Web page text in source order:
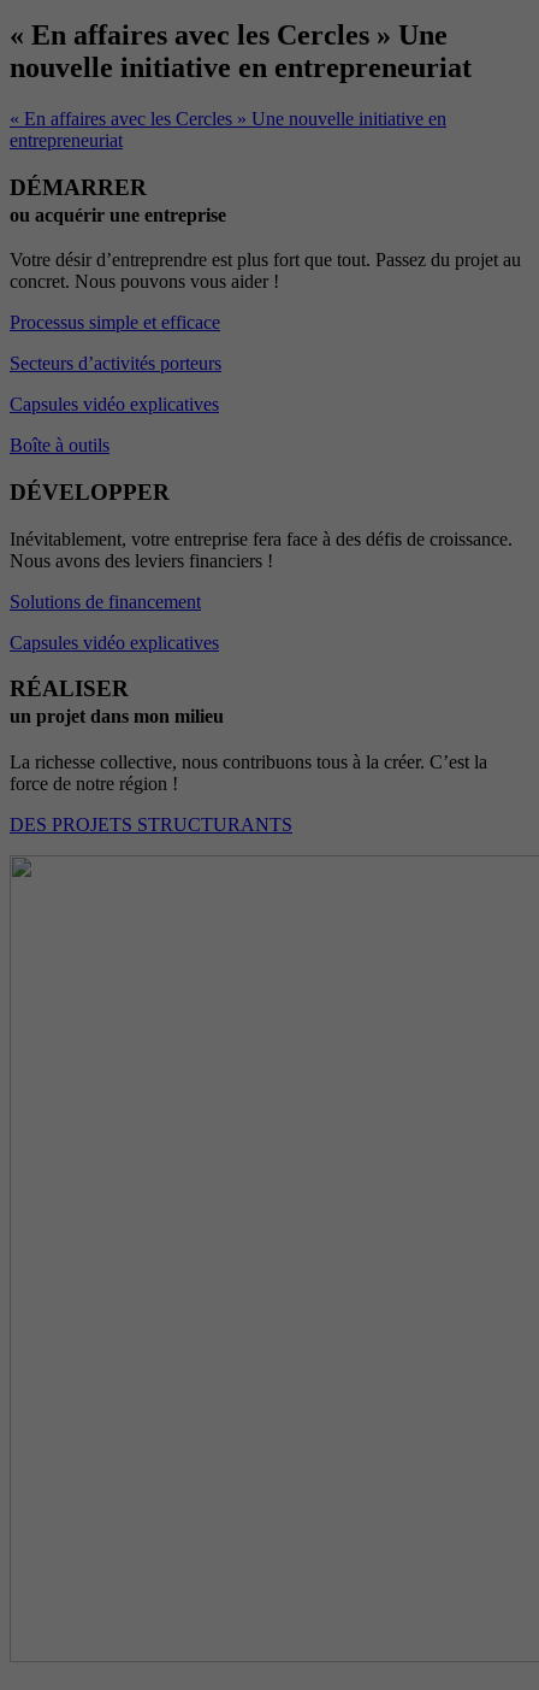
« En affaires avec les Cercles » Une
nouvelle initiative en entrepreneuriat
« En affaires avec les Cercles » Une nouvelle initiative en
entrepreneuriat
DÉMARRER
ou acquérir une entreprise
Votre désir d’entreprendre est plus fort que tout. Passez du projet au
concret. Nous pouvons vous aider !
Processus simple et efficace
Secteurs d’activités porteurs
Capsules vidéo explicatives
Boîte à outils
DÉVELOPPER
Inévitablement, votre entreprise fera face à des défis de croissance.
Nous avons des leviers financiers !
Solutions de financement
Capsules vidéo explicatives
RÉALISER
un projet dans mon milieu
La richesse collective, nous contribuons tous à la créer. C’est la
force de notre région !
DES PROJETS STRUCTURANTS